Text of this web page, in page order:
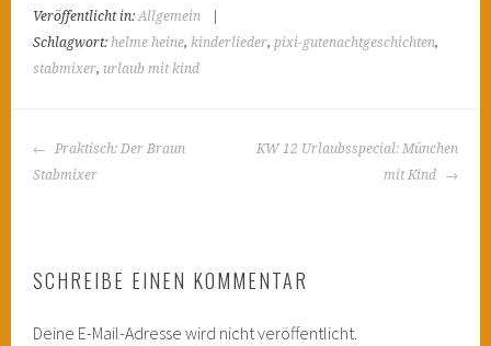
Veröffentlicht in:Allgemein
Schlagwort:helme heine,kinderlieder,pixi-gutenachtgeschichten,
stabmixer, urlaub mit kind
BEITRAGS-
NAVIGATION
Praktisch: Der Braun
Stabmixer
KW 12 Urlaubsspecial: München
mit Kind
SCHREIBE EINEN KOMMENTAR
Deine E-Mail-Adresse wird nicht veröffentlicht.